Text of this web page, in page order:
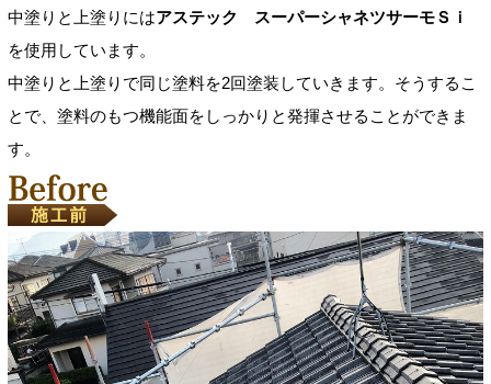
中塗りと上塗りにはアステック スーパーシャネツサーモＳｉ
を使用しています。
中塗りと上塗りで同じ塗料を2回塗装していきます。そうするこ
とで、塗料のもつ機能面をしっかりと発揮させることができま
す。